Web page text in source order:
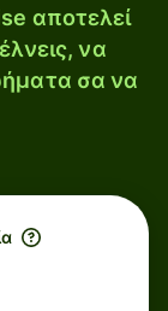
αποτελεί
να
σα να